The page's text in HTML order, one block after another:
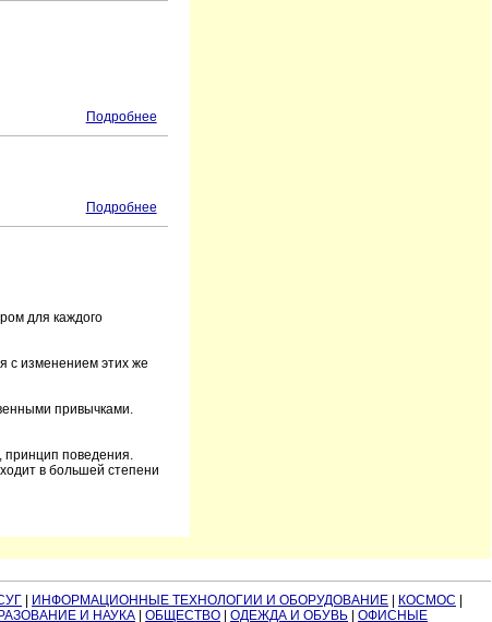
Подробнее
Подробнее
для каждого
с изменением этих же
привычками.
принцип поведения.
в большей степени
ИНФОРМАЦИОННЫЕ ТЕХНОЛОГИИ И ОБОРУДОВАНИЕ КОСМОС
И НАУКА ОБЩЕСТВО ОДЕЖДА И ОБУВЬ ОФИСНЫЕ